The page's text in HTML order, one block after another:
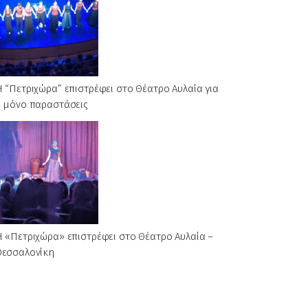
“Πετριχώρα” επιστρέφει στο Θέατρο Αυλαία για
μόνο παραστάσεις
«Πετριχώρα» επιστρέφει στο Θέατρο Αυλαία –